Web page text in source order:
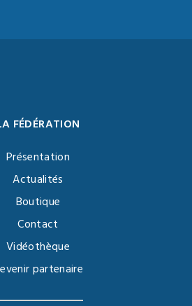
FÉDÉRATION
Présentation
Actualités
Boutique
Contact
Vidéothèque
partenaire